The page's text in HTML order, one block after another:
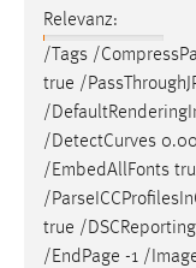
Relevanz:
/Tags /
true /
/
/DetectCurves
/EmbedAllFonts
/
true /
/EndPage -1 /
Name:
_pk_ref,
Zweck:
Cookie
Max. 13 Monate